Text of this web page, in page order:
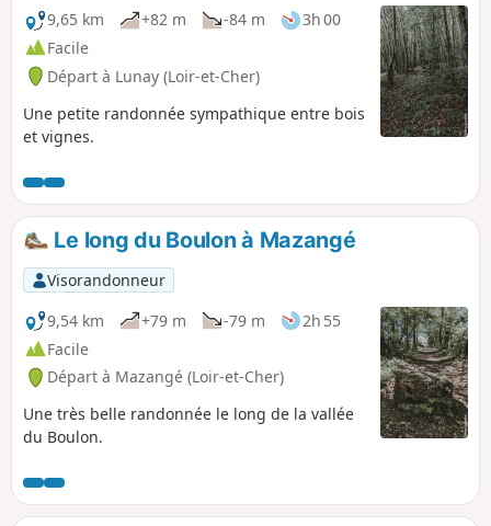
9,65 km
+82 m -84 m
3h 00
Facile
Départ à Lunay (Loir-et-Cher)
Une petite randonnée sympathique entre bois
et vignes.
Le long du Boulon à Mazangé
Visorandonneur
9,54 km
+79 m -79 m
2h 55
Facile
Départ à Mazangé (Loir-et-Cher)
Une très belle randonnée le long de la vallée
du Boulon.